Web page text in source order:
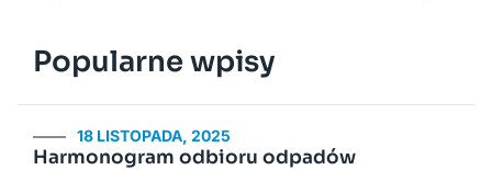
Popularne wpisy
18 LISTOPADA, 2025
Harmonogram odbioru odpadów